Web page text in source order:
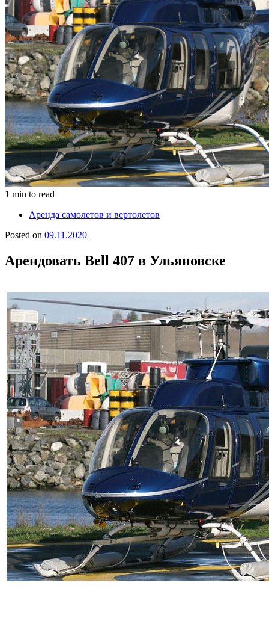
1 min to read
Аренда самолетов и вертолетов
Posted on 09.11.2020
Арендовать Bell 407 в Ульяновске